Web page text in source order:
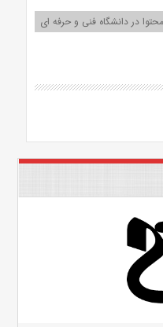
در دانشگاه فنی و حرفه ای